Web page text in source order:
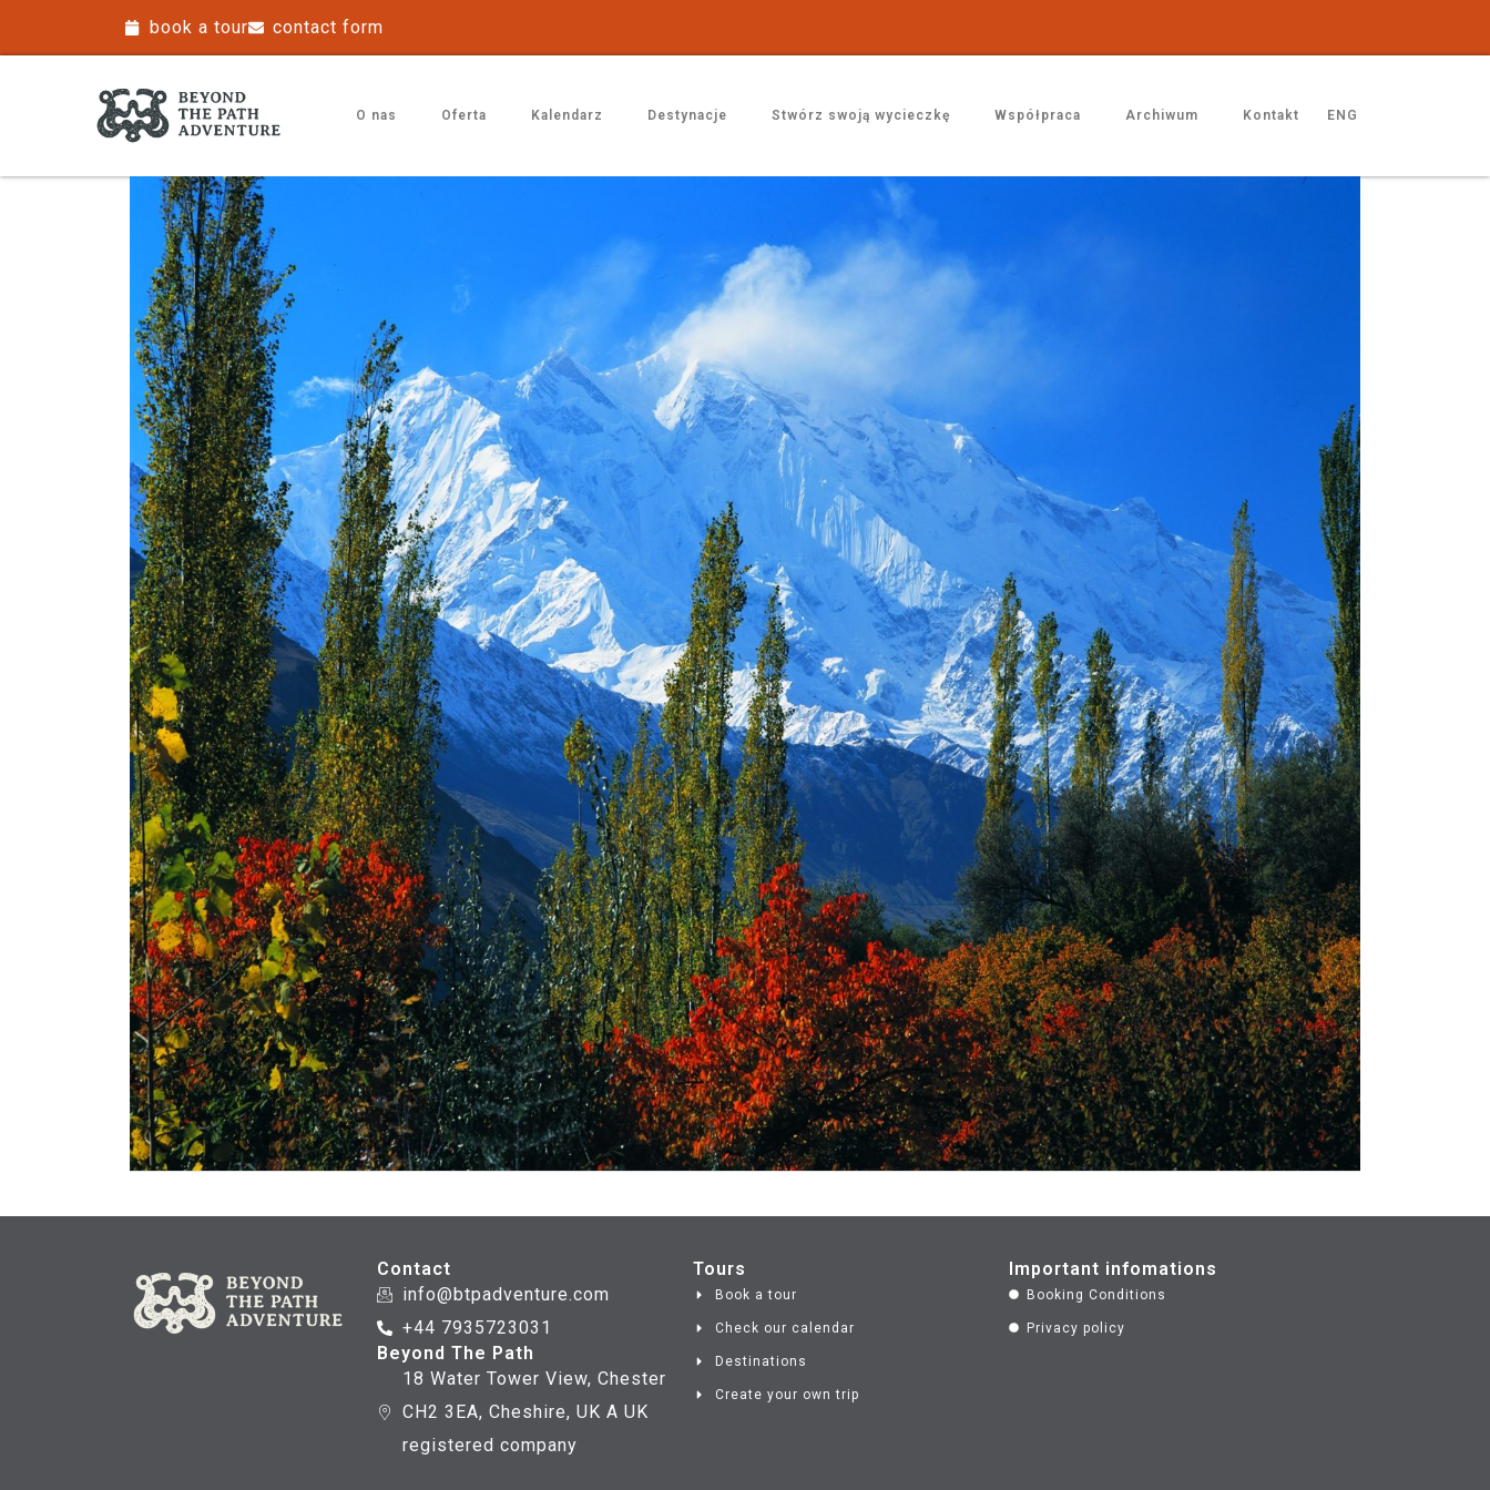
book a tour contact form
O nas Oferta Kalendarz Destynacje Stwórz swoją wycieczkę Współpraca Archiwum Kontakt ENG
Contact
info@btpadventure.com
+44 7935723031
Beyond The Path
18 Water Tower View, Chester
CH2 3EA, Cheshire, UK A UK
registered company
Tours
Book a tour
Check our calendar
Destinations
Create your own trip
Important infomations
Booking Conditions
Privacy policy